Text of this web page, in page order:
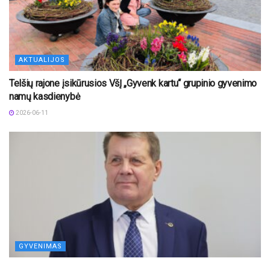
AKTUALIJOS
Telšių rajone įsikūrusios VšĮ „Gyvenk kartu“ grupinio gyvenimo
namų kasdienybė
2026-06-11
GYVENIMAS